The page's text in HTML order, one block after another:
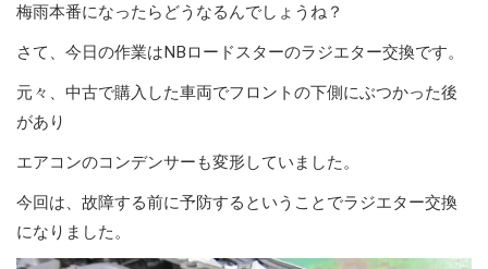
梅雨本番になったらどうなるんでしょうね？
さて、今日の作業はNBロードスターのラジエター交換です。
元々、中古で購入した車両でフロントの下側にぶつかった後
があり
エアコンのコンデンサーも変形していました。
今回は、故障する前に予防するということでラジエター交換
になりました。